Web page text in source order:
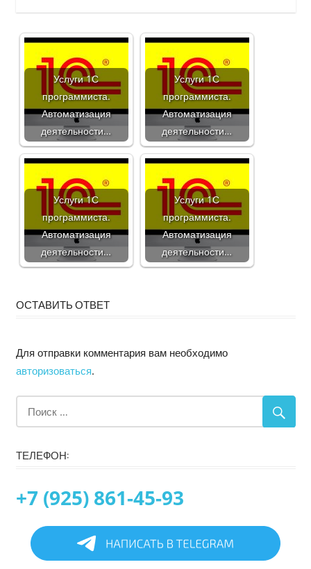
Услуги 1С
программиста.
Автоматизация
деятельности…
Услуги 1С
программиста.
Автоматизация
деятельности…
Услуги 1С
программиста.
Автоматизация
деятельности…
Услуги 1С
программиста.
Автоматизация
деятельности…
ОСТАВИТЬ ОТВЕТ
Для отправки комментария вам необходимо
авторизоваться.
ТЕЛЕФОН:
+7 (925) 861-45-93